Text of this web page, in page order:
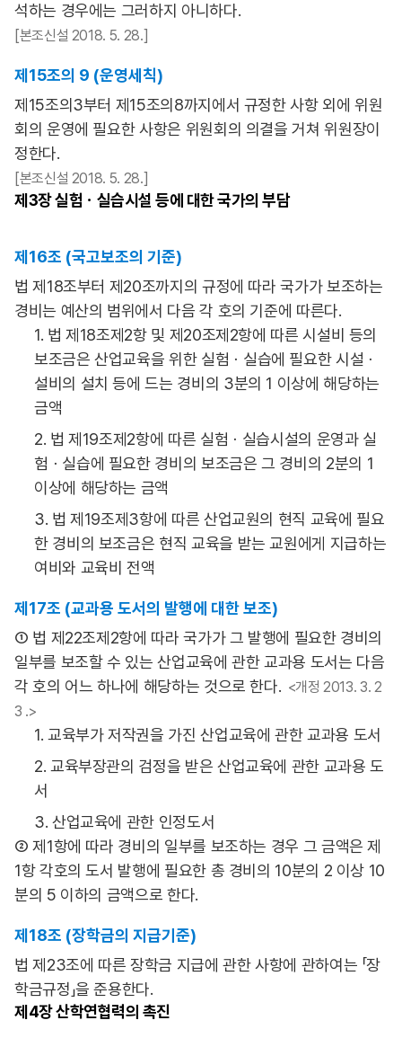
석하는 경우에는 그러하지 아니하다.
[본조신설 2018. 5. 28.]
제15조의 9 (운영세칙)
제15조의3부터 제15조의8까지에서 규정한 사항 외에 위원
회의 운영에 필요한 사항은 위원회의 의결을 거쳐 위원장이
정한다.
[본조신설 2018. 5. 28.]
제3장실험ㆍ실습시설 등에 대한 국가의 부담
제16조 (국고보조의 기준)
법 제18조부터 제20조까지의 규정에 따라 국가가 보조하는
경비는 예산의 범위에서 다음 각 호의 기준에 따른다.
1. 법 제18조제2항 및 제20조제2항에 따른 시설비 등의
보조금은 산업교육을 위한 실험ㆍ실습에 필요한 시설ㆍ
설비의 설치 등에 드는 경비의 3분의 1 이상에 해당하는
금액
2. 법 제19조제2항에 따른 실험ㆍ실습시설의 운영과 실
험ㆍ실습에 필요한 경비의 보조금은 그 경비의 2분의 1
이상에 해당하는 금액
3. 법 제19조제3항에 따른 산업교원의 현직 교육에 필요
한 경비의 보조금은 현직 교육을 받는 교원에게 지급하는
여비와 교육비 전액
제17조 (교과용 도서의 발행에 대한 보조)
① 법 제22조제2항에 따라 국가가 그 발행에 필요한 경비의
일부를 보조할 수 있는 산업교육에 관한 교과용 도서는 다음
각 호의 어느 하나에 해당하는 것으로 한다. <개정 2013. 3. 2
3 .>
1. 교육부가 저작권을 가진 산업교육에 관한 교과용 도서
2. 교육부장관의 검정을 받은 산업교육에 관한 교과용 도
서
3. 산업교육에 관한 인정도서
② 제1항에 따라 경비의 일부를 보조하는 경우 그 금액은 제
1항 각호의 도서 발행에 필요한 총 경비의 10분의 2 이상 10
분의 5 이하의 금액으로 한다.
제18조 (장학금의 지급기준)
법 제23조에 따른 장학금 지급에 관한 사항에 관하여는 「장
학금규정」을 준용한다.
제4장산학연협력의 촉진